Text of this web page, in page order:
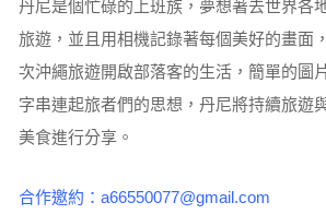
丹尼是個忙碌的上班族，夢想著去世界各
旅遊，並且用相機記錄著每個美好的畫面
次沖繩旅遊開啟部落客的生活，簡單的圖
字串連起旅者們的思想，丹尼將持續旅遊
美食進行分享。
合作邀約：a66550077@gmail.com